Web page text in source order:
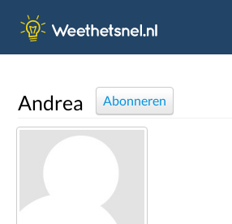
Andrea Abonneren